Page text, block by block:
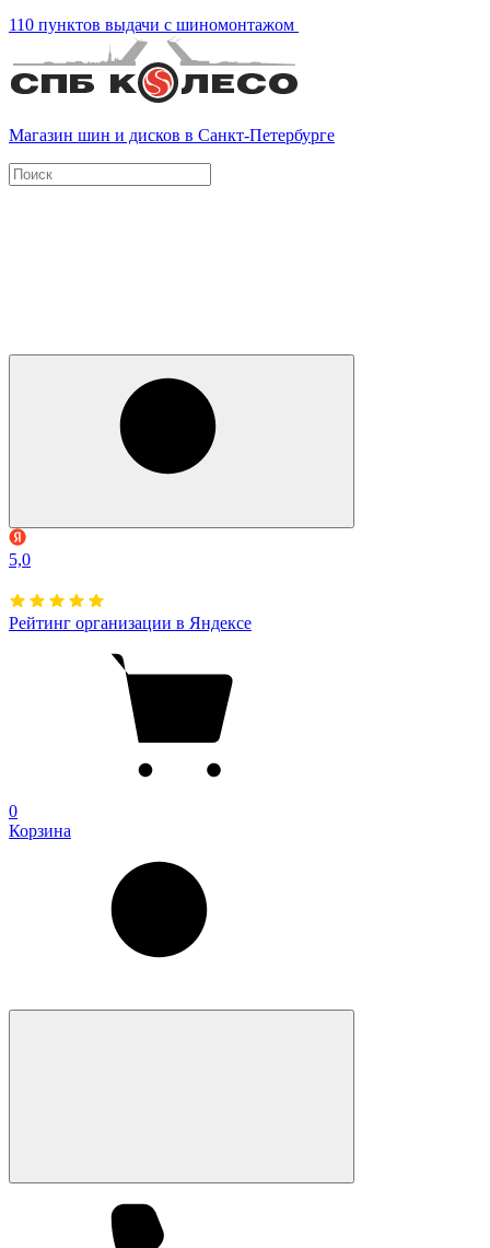
110 пунктов выдачи с шиномонтажом
Магазин шин и дисков в Санкт-Петербурге
5,0
Рейтинг организации в Яндексе
0
Корзина